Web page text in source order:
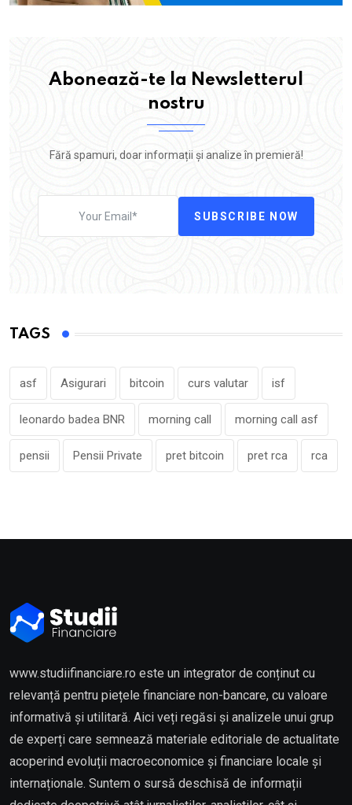
Abonează-te la Newsletterul
nostru
Fără spamuri, doar informații și analize în premieră!
SUBSCRIBE NOW
TAGS
asf Asigurari bitcoin curs valutar isf
leonardo badea BNR morning call morning call asf
pensii Pensii Private pret bitcoin pret rca rca
www.studiifinanciare.ro este un integrator de conținut cu
relevanță pentru piețele financiare non-bancare, cu valoare
informativă și utilitară. Aici veți regăsi și analizele unui grup
de experți care semnează materiale editoriale de actualitate
acoperind evoluții macroeconomice și financiare locale și
internaționale. Suntem o sursă deschisă de informații